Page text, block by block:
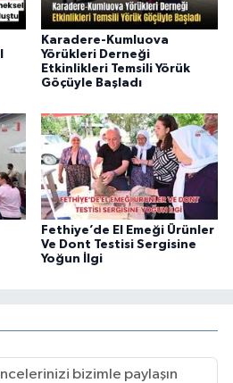
Karadere-Kumluova
Yörükleri Derneği
Etkinlikleri Temsili Yörük
Göçüyle Başladı
Fethiye’de El Emeği Ürünler
Ve Dont Testisi Sergisine
Yoğun İlgi